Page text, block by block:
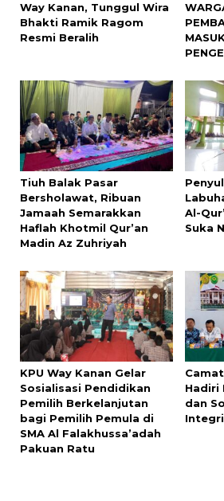
Way Kanan, Tunggul Wira
Bhakti Ramik Ragom
Resmi Beralih
Tiuh Balak Pasar
Bersholawat, Ribuan
Jamaah Semarakkan
Haflah Khotmil Qur’an
Madin Az Zuhriyah
Al-
Suka
KPU Way Kanan Gelar
Sosialisasi Pendidikan
Pemilih Berkelanjutan
bagi Pemilih Pemula di
SMA Al Falakhussa’adah
Pakuan Ratu
Hadiri
dan